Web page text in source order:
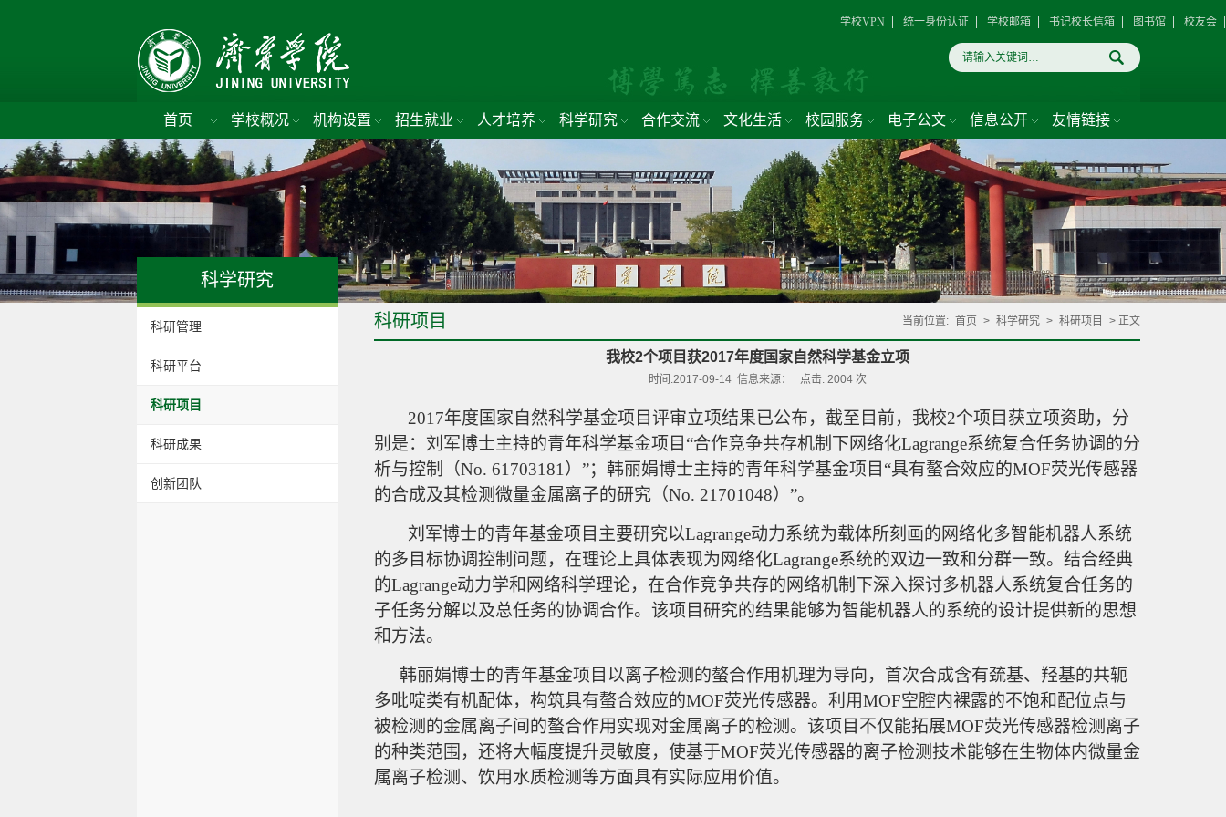
学校VPN 统一身份认证 学校邮箱 书记校长信箱 图书馆 校友会
首页 学校概况 机构设置 招生就业 人才培养 科学研究 合作交流 文化生活 校园服务 电子公文 信息公开 友情链接
科学研究
科研管理
科研平台
科研项目
科研成果
创新团队
科研项目 当前位置: 首页 > 科学研究 > 科研项目 > 正文
我校2个项目获2017年度国家自然科学基金立项
时间:2017-09-14 信息来源： 点击: 2004次
2017年度国家自然科学基金项目评审立项结果已公布，截至目前，我校2个项目获立项资助，分
别是：刘军博士主持的青年科学基金项目“合作竞争共存机制下网络化Lagrange系统复合任务协调的分
析与控制（No. 61703181）”；韩丽娟博士主持的青年科学基金项目“具有螯合效应的MOF荧光传感器
的合成及其检测微量金属离子的研究（No. 21701048）”。
刘军博士的青年基金项目 主要研究以Lagrange动力系统为载体所刻画的网络化多智能机器人系统
的多目标协调控制问题，在理论上具体表现为网络化Lagrange系统的双边一致和分群一致。结合经典
的Lagrange动力学和网络科学理论，在合作竞争共存的网络机制下深入探讨多机器人系统复合任务的
子任务分解以及总任务的协调合作。该项目研究的结果能够为智能机器人的系统的设计提供新的思想
和方法。
韩丽娟博士的青年基金项目 以离子检测的螯合作用机理为导向，首次合成含有巯基、羟基的共轭
多吡啶类有机配体，构筑具有螯合效应的MOF荧光传感器。利用MOF空腔内裸露的不饱和配位点与
被检测的金属离子间的螯合作用实现对金属离子的检测。该项目不仅能拓展MOF荧光传感器检测离子
的种类范围，还将大幅度提升灵敏度，使基于MOF荧光传感器的离子检测技术能够在生物体内微量金
属离子检测、饮用水质检测等方面具有实际应用价值。